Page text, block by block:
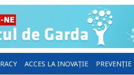
ACCES LA INOVAȚIE PREVENȚIE